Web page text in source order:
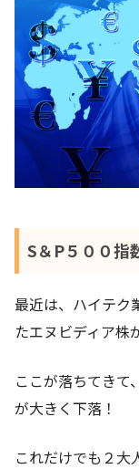
S＆P５００指
最近は、ハイテク
たエヌビディア株
ここが落ちてきて
が大きく下落！
これだけでも２大